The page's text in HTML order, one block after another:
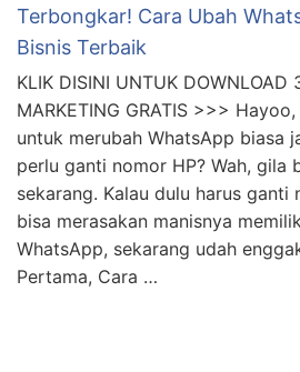
Terbongkar! Cara Ubah
Bisnis Terbaik
KLIK DISINI UNTUK DOWNLOAD
MARKETING GRATIS >>>
untuk merubah WhatsApp biasa
perlu ganti nomor HP? Wah, gila
sekarang. Kalau dulu harus ganti
bisa merasakan manisnya
WhatsApp, sekarang udah
Pertama, Cara …